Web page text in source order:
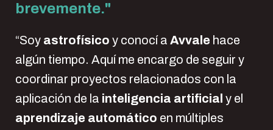
brevemente."
“Soy astrofísico y conocí a Avvale hace
algún tiempo. Aquí me encargo de seguir y
coordinar proyectos relacionados con la
aplicación de la inteligencia artificial y el
aprendizaje automático en múltiples